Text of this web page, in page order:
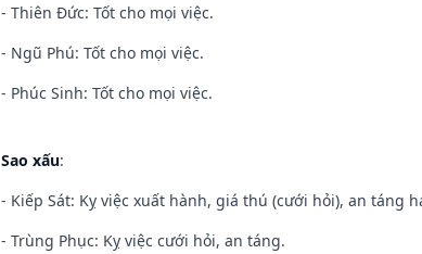
- Thiên Đức: Tốt cho mọi việc.
- Ngũ Phú: Tốt cho mọi việc.
- Phúc Sinh: Tốt cho mọi việc.
Sao xấu:
- Kiếp Sát: Kỵ việc xuất hành, giá thú (cưới hỏi), an táng
- Trùng Phục: Kỵ việc cưới hỏi, an táng.